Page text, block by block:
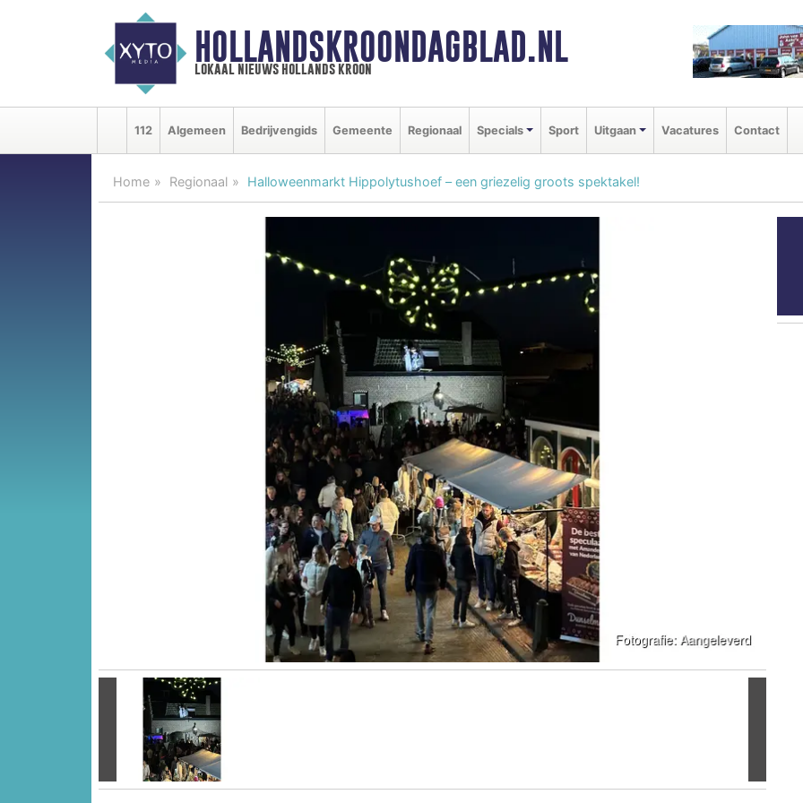
HOLLANDSKROONDAGBLAD.NL
lokaal nieuws hollands kroon
112 Algemeen Bedrijvengids Gemeente Regionaal Specials Sport Uitgaan Vacatures Contact
Home Regionaal Halloweenmarkt Hippolytushoef – een griezelig groots spektakel!
Vorige